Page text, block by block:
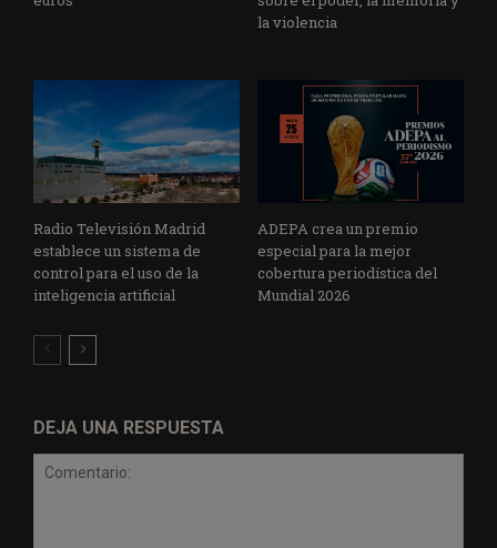
la violencia
Radio Televisión Madrid
establece un sistema de
control para el uso de la
inteligencia artificial
ADEPA crea un premio
especial para la mejor
cobertura periodística del
Mundial 2026
DEJA UNA RESPUESTA